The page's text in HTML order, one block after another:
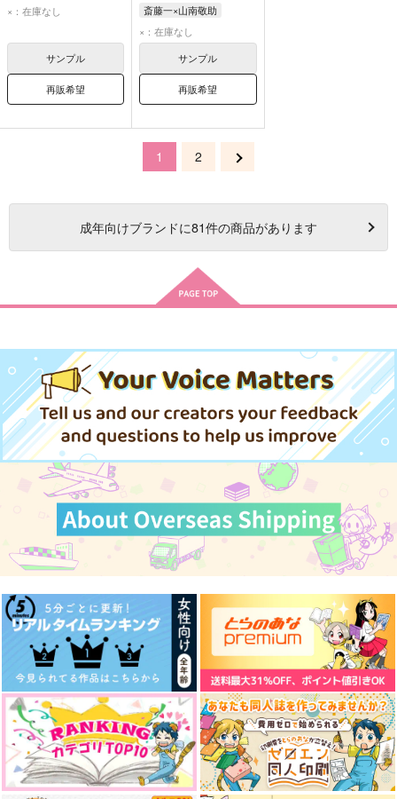
×：在庫なし
サンプル
再販希望
斎藤一×山南敬助
斎藤一
山南敬助
×：在庫なし
サンプル
再販希望
1 2
成年向けブランドに81件の商品があります